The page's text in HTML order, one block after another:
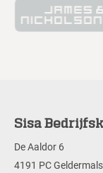
Sisa
De Aaldor 6
4191 PC